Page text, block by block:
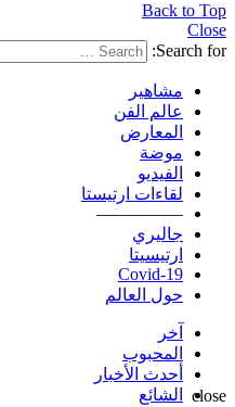
Back to Top
Close
Search for:
مشاهير
عالم الفن
المعارض
موضة
الفيديو
لقاءات ارتيستا
—————
جاليري
ارتيسيتا
Covid-19
حول العالم
آخر
المحبوب
أحدث الأخبار
الشائع
close